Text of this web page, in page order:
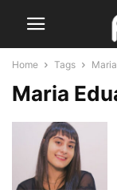
Home Tags
Maria